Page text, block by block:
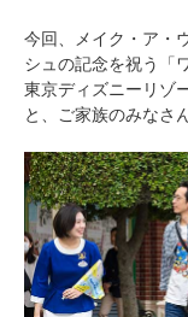
今回、メイク・ア・
シュの記念を祝う「
東京ディズニーリゾ
と、ご家族のみなさ